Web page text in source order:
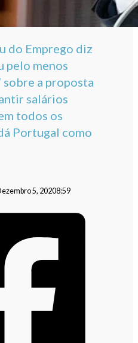
do Emprego diz
pelo menos
sobre a proposta
salários
todos os
Portugal como
5, 20208:59